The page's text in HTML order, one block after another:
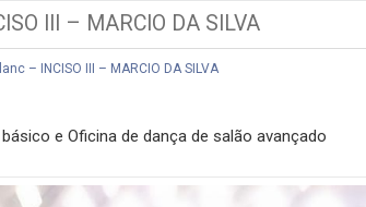
III – MARCIO DA SILVA
– INCISO III – MARCIO DA SILVA
e Oficina de dança de salão avançado